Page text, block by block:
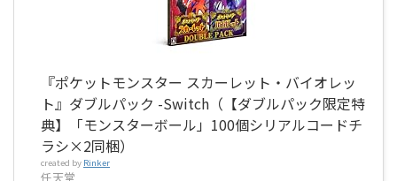
『ポケットモンスター スカーレット・バイオレッ
ト』ダブルパック -Switch（【ダブルパック限定特
典】「モンスターボール」100個シリアルコードチ
ラシ×2同梱）
created by Rinker
任天堂